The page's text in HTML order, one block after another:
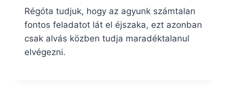
Régóta tudjuk, hogy az agyunk számtalan
fontos feladatot lát el éjszaka, ezt azonban
csak alvás közben tudja maradéktalanul
elvégezni.